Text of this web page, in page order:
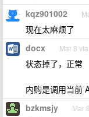
kqz901002
现在太麻烦了
docx Mar 8
状态掉了，正常
内购是调用当前
bzkmsjy Mar